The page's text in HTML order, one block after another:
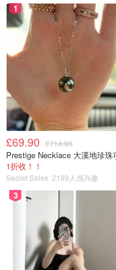
❌ 容量略小，只有0.6L
1
£69.90 £714.90
1折收！！
Secret Sales 2199人感兴趣
3